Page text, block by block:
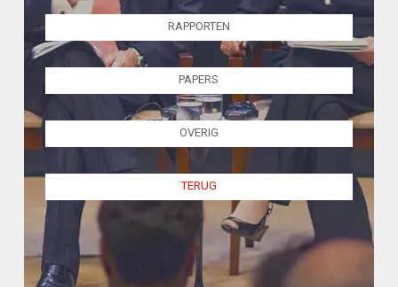
RAPPORTEN
PAPERS
OVERIG
TERUG